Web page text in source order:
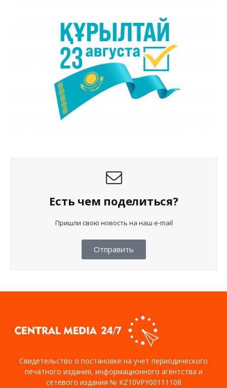
Есть чем поделиться?
Пришли свою новость на наш e-mail
Отправить
Свидетельство о постановке на учет периодического
печатного издания, информационного агентства и
сетевого издания № KZ10VPY00111108